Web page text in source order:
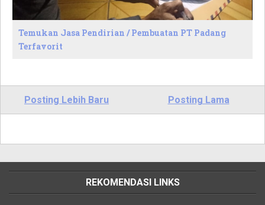
Temukan Jasa Pendirian / Pembuatan PT Padang
Terfavorit
Posting Lebih Baru Posting Lama
REKOMENDASI LINKS